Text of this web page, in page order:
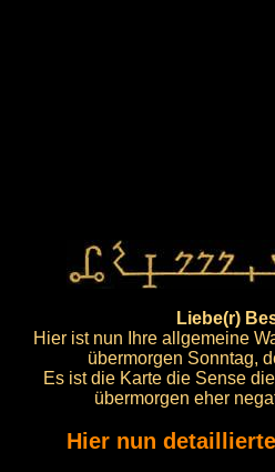
Liebe(r)
Hier ist nun Ihre allgemeine
übermorgen Sonntag,
Es ist die Karte die Sense
übermorgen eher
Hier nun